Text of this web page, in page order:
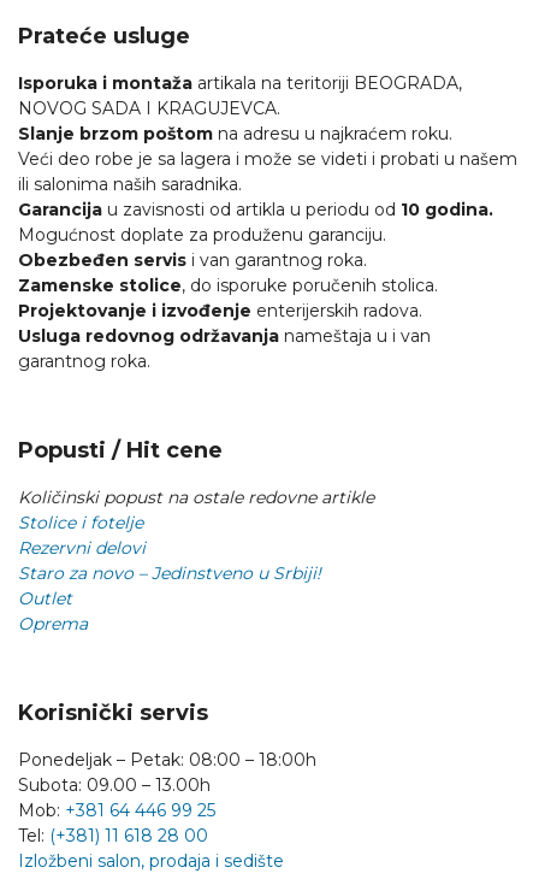
Prateće usluge
Isporuka i montaža artikala na teritoriji BEOGRADA,
NOVOG SADA I KRAGUJEVCA.
Slanje brzom poštom na adresu u najkraćem roku.
Veći deo robe je sa lagera i može se videti i probati u našem
ili salonima naših saradnika.
Garancija u zavisnosti od artikla u periodu od 10 godina.
Mogućnost doplate za produženu garanciju.
Obezbeđen servis i van garantnog roka.
Zamenske stolice, do isporuke poručenih stolica.
Projektovanje i izvođenje enterijerskih radova.
Usluga redovnog održavanja nameštaja u i van
garantnog roka.
Popusti / Hit cene
Količinski popust na ostale redovne artikle
Stolice i fotelje
Rezervni delovi
Staro za novo – Jedinstveno u Srbiji!
Outlet
Oprema
Korisnički servis
Ponedeljak – Petak: 08:00 – 18:00h
Subota: 09.00 – 13.00h
Mob: +381 64 446 99 25
Tel: (+381) 11 618 28 00
Izložbeni salon, prodaja i sedište